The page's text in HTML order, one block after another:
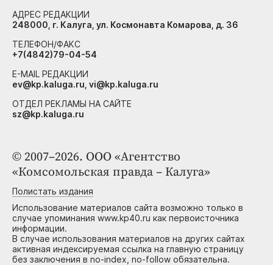
© 2007–2026. ООО «Агентство
«Комсомольская правда – Калуга»
Полистать издания
Использование материалов сайта возможно только в
случае упоминания www.kp40.ru как первоисточника
информации.
В случае использования материалов на других сайтах
активная индексируемая ссылка на главную страницу
без заключения в no-index, no-follow обязательна.
АДРЕС РЕДАКЦИИ
248000, г. Калуга, ул. Космонавта Комарова, д. 36
ТЕЛЕФОН/ФАКС
+7(4842)79-04-54
E-MAIL РЕДАКЦИИ
ev@kp.kaluga.ru, vi@kp.kaluga.ru
ОТДЕЛ РЕКЛАМЫ НА САЙТЕ
sz@kp.kaluga.ru